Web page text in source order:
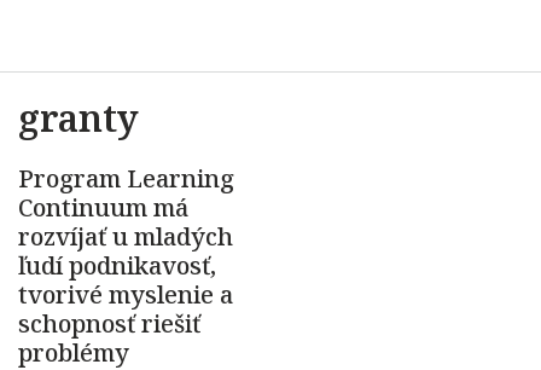
granty
Program Learning
Continuum má
rozvíjať u mladých
ľudí podnikavosť,
tvorivé myslenie a
schopnosť riešiť
problémy